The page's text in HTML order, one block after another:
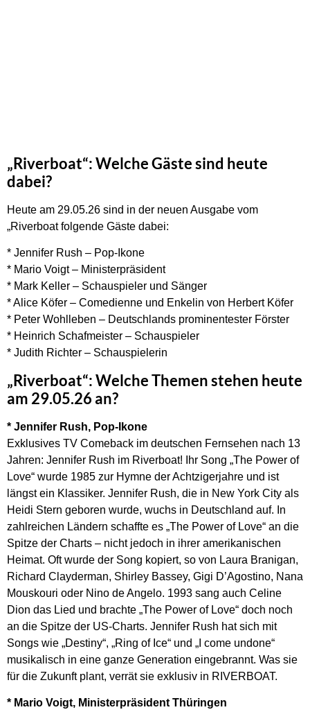
„Riverboat“: Welche Gäste sind heute
dabei?
Heute am 29.05.26 sind in der neuen Ausgabe vom
„Riverboat folgende Gäste dabei:
* Jennifer Rush – Pop-Ikone
* Mario Voigt – Ministerpräsident
* Mark Keller – Schauspieler und Sänger
* Alice Köfer – Comedienne und Enkelin von Herbert Köfer
* Peter Wohlleben – Deutschlands prominentester Förster
* Heinrich Schafmeister – Schauspieler
* Judith Richter – Schauspielerin
„Riverboat“: Welche Themen stehen heute
am 29.05.26 an?
* Jennifer Rush, Pop-Ikone
Exklusives TV Comeback im deutschen Fernsehen nach 13
Jahren: Jennifer Rush im Riverboat! Ihr Song „The Power of
Love“ wurde 1985 zur Hymne der Achtzigerjahre und ist
längst ein Klassiker. Jennifer Rush, die in New York City als
Heidi Stern geboren wurde, wuchs in Deutschland auf. In
zahlreichen Ländern schaffte es „The Power of Love“ an die
Spitze der Charts – nicht jedoch in ihrer amerikanischen
Heimat. Oft wurde der Song kopiert, so von Laura Branigan,
Richard Clayderman, Shirley Bassey, Gigi D’Agostino, Nana
Mouskouri oder Nino de Angelo. 1993 sang auch Celine
Dion das Lied und brachte „The Power of Love“ doch noch
an die Spitze der US-Charts. Jennifer Rush hat sich mit
Songs wie „Destiny“, „Ring of Ice“ und „I come undone“
musikalisch in eine ganze Generation eingebrannt. Was sie
für die Zukunft plant, verrät sie exklusiv in RIVERBOAT.
* Mario Voigt, Ministerpräsident Thüringen